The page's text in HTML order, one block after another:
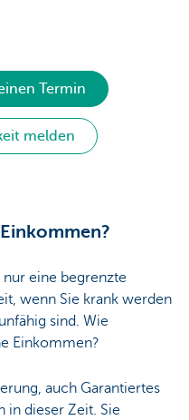
Termin
melden
nur eine begrenzte
wenn Sie krank werden
sind. Wie
Einkommen?
auch Garantiertes
in dieser Zeit. Sie